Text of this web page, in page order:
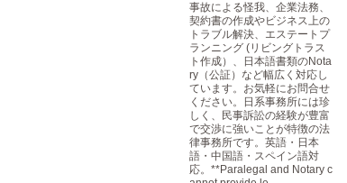
事故による怪我、企業法務、
契約書の作成やビジネス上の
トラブル解決、エステートプ
ランニング (リビングトラス
ト作成）、日本語書類のNota
ry（公証）など幅広く対応し
ています。お気軽にお問合せ
ください。日系事務所には珍
しく、民事訴訟の経験が豊富
で交渉に強いことが特徴の法
律事務所です。英語・日本
語・中国語・スペイン語対
応。**Paralegal and Notary c